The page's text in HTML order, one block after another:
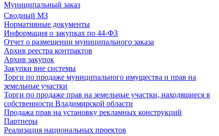
Муниципальный заказ
Сводный МЗ
Нормативные документы
Информация о закупках по 44-ФЗ
Отчет о размещении муниципального заказа
Архив реестра контрактов
Архив закупок
Закупки вне системы
Торги по продаже муниципального имущества и прав на
земельные участки
Торги по продаже прав на земельные участки, находящиеся в
собственности Владимирской области
Продажа прав на установку рекламных конструкций
Партнеры
Реализация национальных проектов